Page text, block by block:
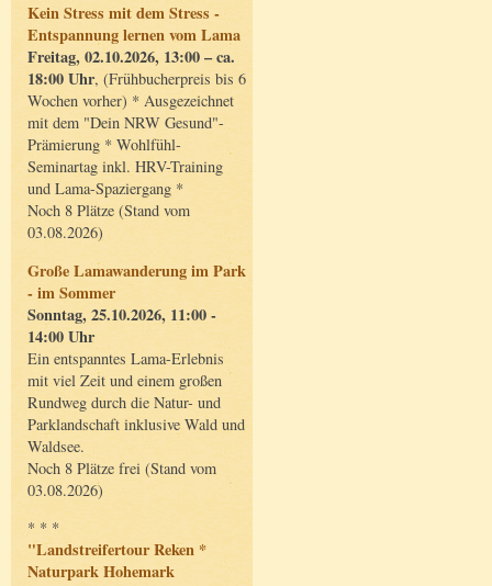
Kein Stress mit dem Stress -
Entspannung lernen vom Lama
Freitag, 02.10.2026, 13:00 – ca.
18:00 Uhr, (Frühbucherpreis bis 6
Wochen vorher) * Ausgezeichnet
mit dem "Dein NRW Gesund"-
Prämierung * Wohlfühl-
Seminartag inkl. HRV-Training
und Lama-Spaziergang *
Noch 8 Plätze (Stand vom
03.08.2026)
Große Lamawanderung im Park
- im Sommer
Sonntag, 25.10.2026, 11:00 -
14:00 Uhr
Ein entspanntes Lama-Erlebnis
mit viel Zeit und einem großen
Rundweg durch die Natur- und
Parklandschaft inklusive Wald und
Waldsee.
Noch 8 Plätze frei (Stand vom
03.08.2026)
* * *
"Landstreifertour Reken *
Naturpark Hohemark